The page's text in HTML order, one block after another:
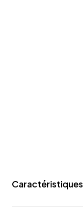
Caractéristiques